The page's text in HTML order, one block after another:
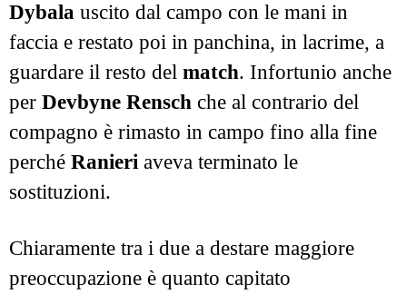
Dybala uscito dal campo con le mani in
faccia e restato poi in panchina, in lacrime, a
guardare il resto del match. Infortunio anche
per Devbyne Rensch che al contrario del
compagno è rimasto in campo fino alla fine
perché Ranieri aveva terminato le
sostituzioni.
Chiaramente tra i due a destare maggiore
preoccupazione è quanto capitato